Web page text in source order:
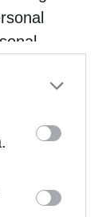
opt-out
IAB’s list
by us to